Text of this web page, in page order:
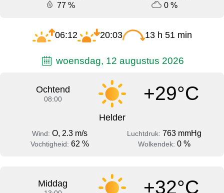
77 %
0 %
06:12 20:03 13 h 51 min
woensdag, 12 augustus 2026
Ochtend
08:00 +29°C
Helder
Wind: O, 2.3 m/s Luchtdruk: 763 mmHg
Vochtigheid: 62 % Wolkendek: 0 %
Middag +32°C